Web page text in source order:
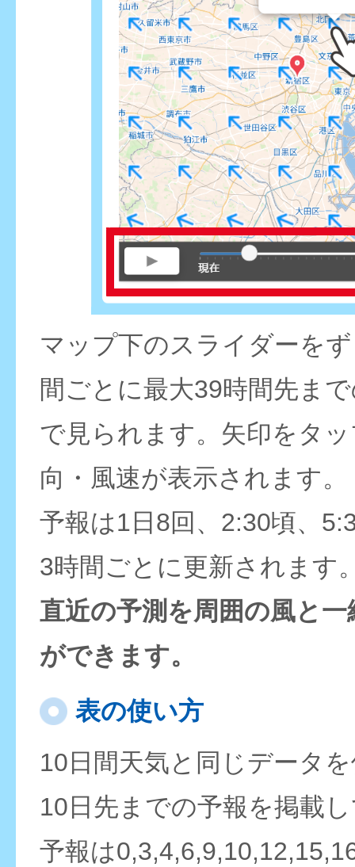
マップ下のスライダーを
間ごとに最大39時間先ま
で見られます。矢印をタ
向・風速が表示されます。
予報は1日8回、2:30頃、
3時間ごとに更新されます
直近の予測を周囲の風と
ができます。
表の使い方
10日間天気と同じデータ
10日先までの予報を掲載
予報は